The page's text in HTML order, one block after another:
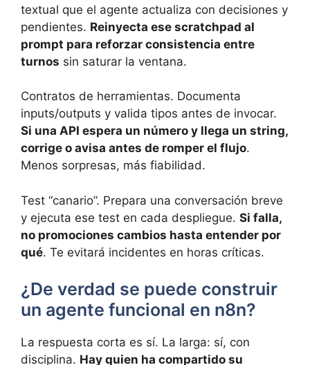
textual que el agente actualiza con decisiones y
pendientes. Reinyecta ese scratchpad al
prompt para reforzar consistencia entre
turnos sin saturar la ventana.
Contratos de herramientas. Documenta
inputs/outputs y valida tipos antes de invocar.
Si una API espera un número y llega un string,
corrige o avisa antes de romper el flujo.
Menos sorpresas, más fiabilidad.
Test “canario”. Prepara una conversación breve
y ejecuta ese test en cada despliegue. Si falla,
no promociones cambios hasta entender por
qué. Te evitará incidentes en horas críticas.
¿De verdad se puede construir
un agente funcional en n8n?
La respuesta corta es sí. La larga: sí, con
disciplina. Hay quien ha compartido su